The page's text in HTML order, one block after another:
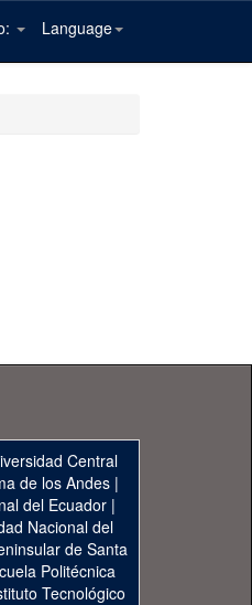
Language
Central
de los Andes|
del Ecuador|
Nacional del
de Santa
Politécnica
Tecnológico